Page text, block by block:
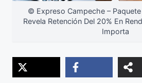
© Expreso Campeche –
Revela Retención Del 20% En
Importa